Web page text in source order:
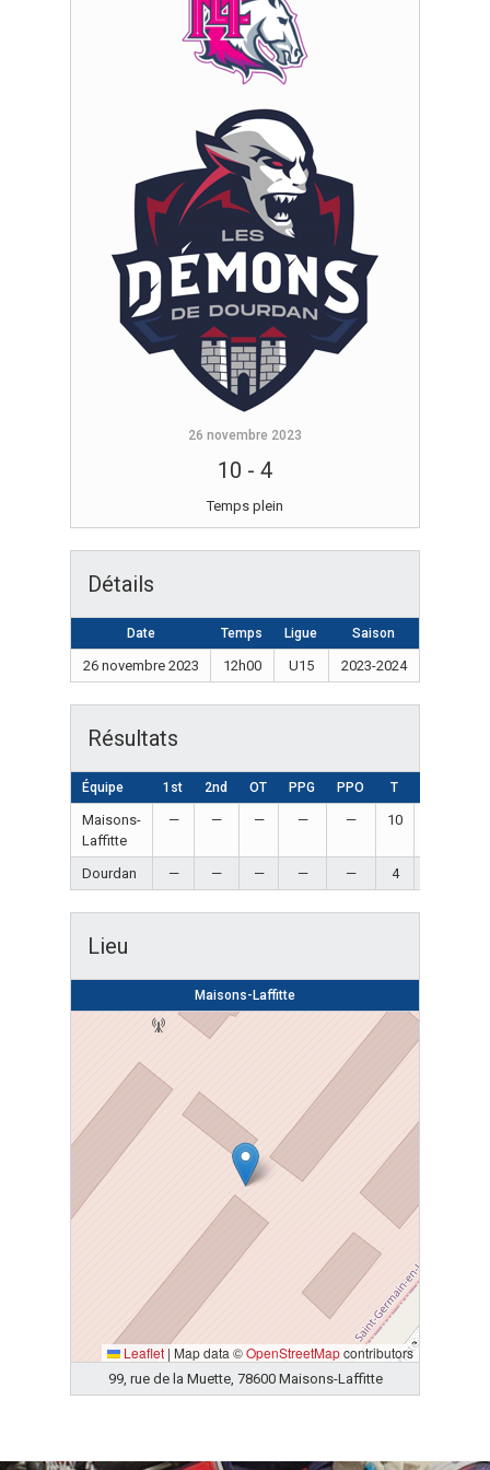
26 novembre 2023
10 - 4
Temps plein
Détails
Date Temps Ligue Saison
26 novembre 2023 12h00 U15 2023-2024
Résultats
Équipe 1st 2nd OT PPG PPO T
Maisons-
Laffitte
— — — — — 10
Dourdan — — — — — 4
Lieu
Maisons-Laffitte
Leaflet | Map data ©OpenStreetMapcontributors
99, rue de la Muette, 78600 Maisons-Laffitte